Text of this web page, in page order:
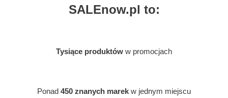
SALEnow.pl to:
Tysiące produktów w promocjach
Ponad 450 znanych marek w jednym miejscu